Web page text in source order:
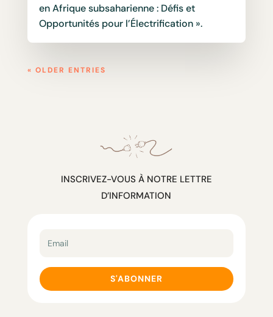
en Afrique subsaharienne : Défis et
Opportunités pour l’Électrification ».
« OLDER ENTRIES
INSCRIVEZ-VOUS À NOTRE LETTRE
D’INFORMATION
S'ABONNER